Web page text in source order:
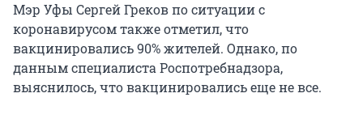
Мэр Уфы Сергей Греков по ситуации с
коронавирусом также отметил, что
вакцинировались 90% жителей. Однако, по
данным специалиста Роспотребнадзора,
выяснилось, что вакцинировались еще не все.